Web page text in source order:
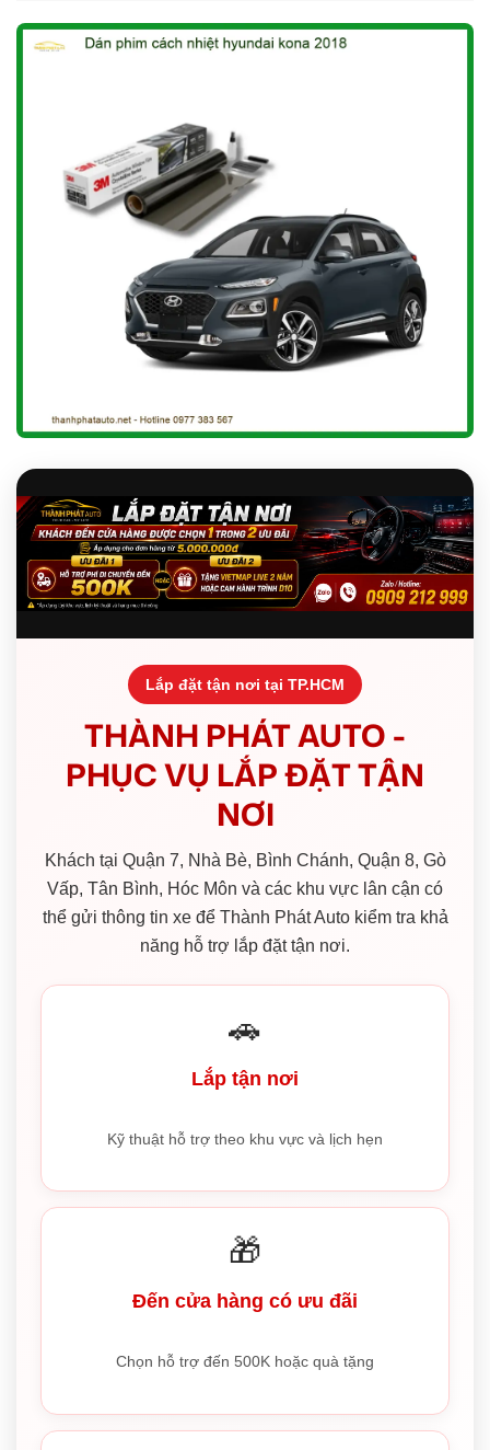
Lắp đặt tận nơi tại TP.HCM
THÀNH PHÁT AUTO -
PHỤC VỤ LẮP ĐẶT TẬN
NƠI
Khách tại Quận 7, Nhà Bè, Bình Chánh, Quận 8, Gò
Vấp, Tân Bình, Hóc Môn và các khu vực lân cận có
thể gửi thông tin xe để Thành Phát Auto kiểm tra khả
năng hỗ trợ lắp đặt tận nơi.
🚗
Lắp tận nơi
Kỹ thuật hỗ trợ theo khu vực và lịch hẹn
🎁
Đến cửa hàng có ưu đãi
Chọn hỗ trợ đến 500K hoặc quà tặng